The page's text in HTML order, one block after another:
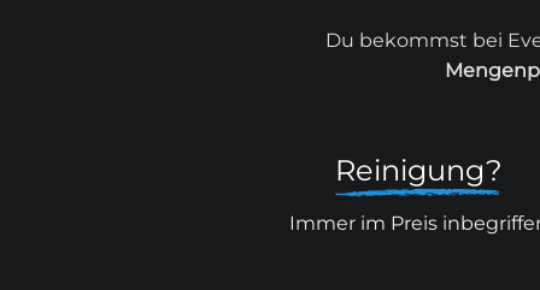
Du bekommst bei
Reinigung?
Immer im Preis